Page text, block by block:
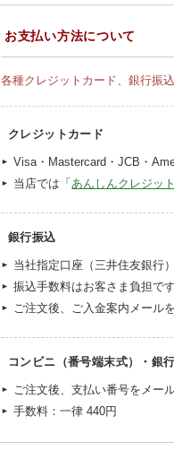
お支払い方法について
各種クレジットカード、銀行振
クレジットカード
Visa・Mastercard・JCB・
当店では「あんしんクレジッ
銀行振込
当社指定口座（三井住友銀行
振込手数料はお客さま負担です
ご注文後、ご入金案内メール
コンビニ（番号端末式）・銀
ご注文後、支払い番号をメー
手数料：一律440円